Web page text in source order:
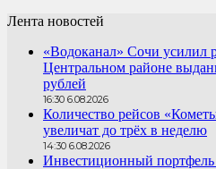
Лента новостей
«Водоканал» Сочи усилил
Центральном районе
рублей
16:30 6.08.2026
Количество рейсов
увеличат до трёх в неделю
14:30 6.08.2026
Инвестиционный